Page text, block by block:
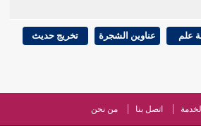
، وقال بعضهم : وصار من الكافرين ،
الموج فكان من المغرقين.
كان منكرا لوجوبها فهو كافر بإجماع
الإسلام إلا أن يكون قريب عهد
علم عناوين الشجرة تخريج حديث
اتصل بنا من نحن